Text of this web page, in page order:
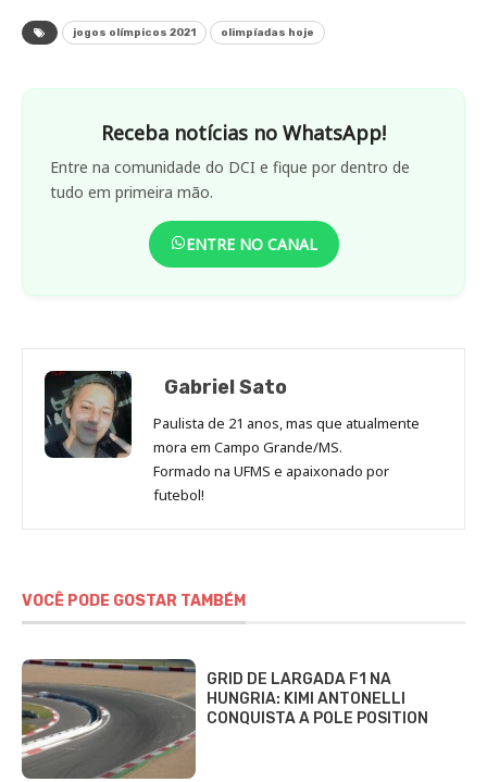
jogos olímpicos 2021 olimpíadas hoje
Receba notícias no WhatsApp!
Entre na comunidade do DCI e fique por dentro de
tudo em primeira mão.
ENTRE NO CANAL
Gabriel Sato
Paulista de 21 anos, mas que atualmente
mora em Campo Grande/MS.
Formado na UFMS e apaixonado por
futebol!
VOCÊ PODE GOSTAR TAMBÉM
GRID DE LARGADA F1 NA
HUNGRIA: KIMI ANTONELLI
CONQUISTA A POLE POSITION